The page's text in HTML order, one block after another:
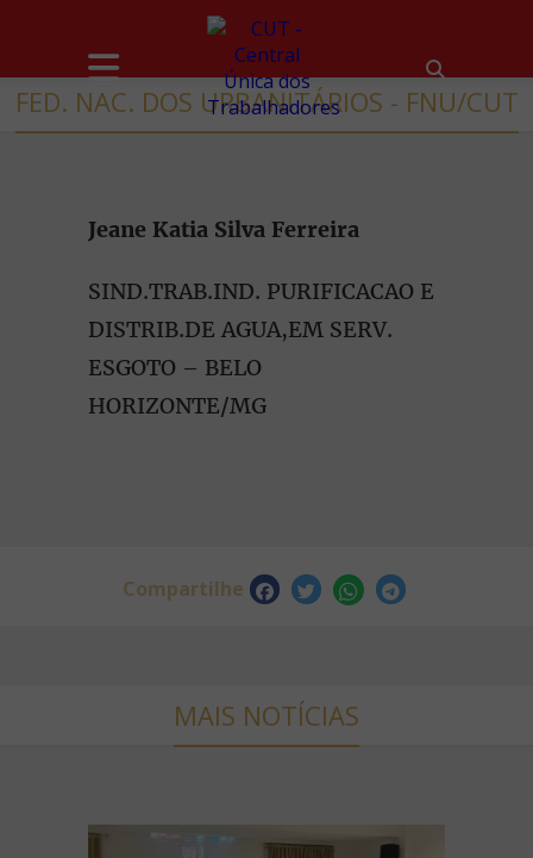
FED. NAC. DOS URBANITÁRIOS - FNU/CUT
Jeane Katia Silva Ferreira
SIND.TRAB.IND. PURIFICACAO E
DISTRIB.DE AGUA,EM SERV.
ESGOTO – BELO
HORIZONTE/MG
Compartilhe
MAIS NOTÍCIAS